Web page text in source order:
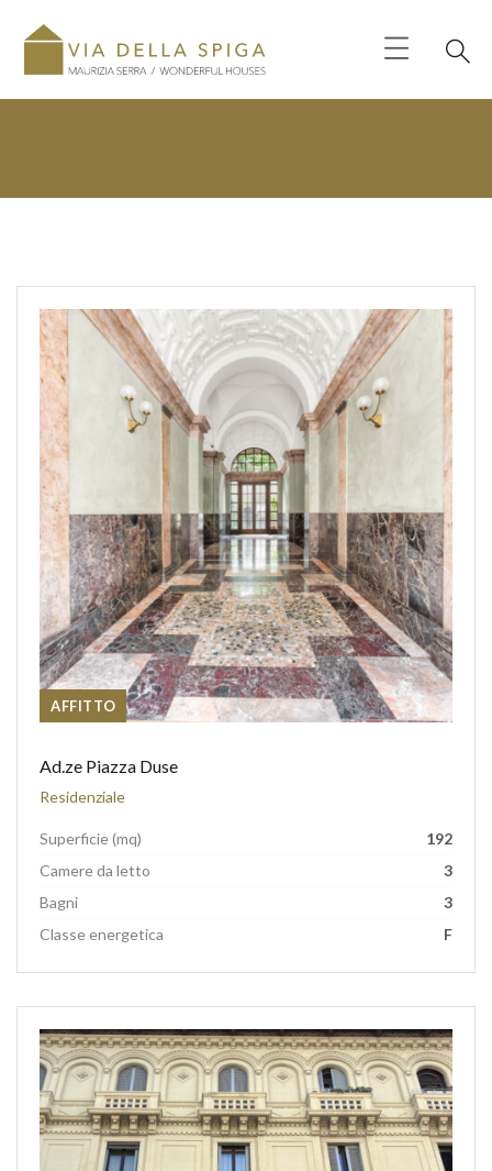
AFFITTO
Ad.ze Piazza Duse
Residenziale
Superficie (mq)
192
Camere da letto
3
Bagni
3
Classe energetica
F